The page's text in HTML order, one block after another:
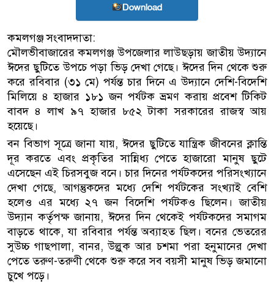
Download
কমলগঞ্জ সংবাদদাতা:
মৌলভীবাজারের কমলগঞ্জ উপজেলার লাউছড়ায় জাতীয় উদ্যানে
ঈদের ছুটিতে উপচে পড়া ভিড় দেখা গেছে। ঈদের দিন থেকে শুরু
করে রবিবার (৩১ মে) পর্যন্ত চার দিনে এ উদ্যানে দেশি-বিদেশি
মিলিয়ে ৪ হাজার ১৮১ জন পর্যটক ভ্রমণ করায় প্রবেশ টিকিট
বাবদ ৪ লাখ ৯৭ হাজার ৮৫২ টাকা সরকারের রাজস্ব আয়
হয়েছে।
বন বিভাগ সূত্রে জানা যায়, ঈদের ছুটিতে যান্ত্রিক জীবনের ক্লান্তি
দূর করতে এবং প্রকৃতির সান্নিধ্য পেতে হাজারো মানুষ ছুটে
এসেছেন এই চিরসবুজ বনে। চার দিনের পর্যটকদের পরিসংখ্যানে
দেখা গেছে, আগন্তুকদের মধ্যে দেশি পর্যটকের সংখ্যাই বেশি
হলেও এর মধ্যে ২৭ জন বিদেশি পর্যটকও ছিলেন। জাতীয়
উদ্যান কর্তৃপক্ষ জানায়, ঈদের দিন থেকেই পর্যটকদের সমাগম
বাড়তে থাকে, যা রবিবার পর্যন্ত অব্যাহত ছিল। বনের ভেতরের
সুউচ্চ গাছপালা, বানর, উল্লুক আর চশমা পরা হনুমানের দেখা
পেতে তরুণ-তরুণী থেকে শুরু করে সব বয়সী মানুষ ভিড় জমানো
চুখে পড়ে।